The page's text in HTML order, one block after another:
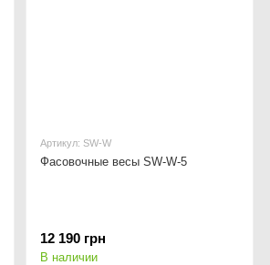
Артикул: SW-W
Фасовочные весы SW-W-5
12 190 грн
В наличии